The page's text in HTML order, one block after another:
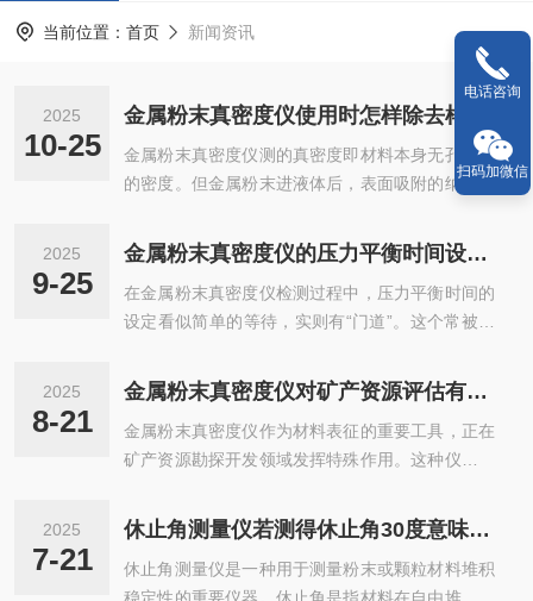
当前位置： 首页 新闻资讯
2025
10-25
金属粉末真密度仪测的真密度即材料本身无孔隙时
的密度。但金属粉末进液体后，表面吸附的纳米级
仪器误差还大。下面分享“去气泡”的几个方法步
骤，照做即可拿到可信数据。一、预处理清洗：用
丙酮或酒精超声3min，去掉冲压时残留的硬脂酸
锌、硬脂酸锂等疏水润滑剂；烘干80℃，否则气泡
水合膜的，可在120℃烘箱里通干燥空气30min，
气泡附着力下降一半...
2025
9-25
金属粉末真密度仪的压力平衡时间设定解析
在金属粉末真密度仪检测过程中，压力平衡时间的
设定看似简单的等待，实则有“门道”。这个常被忽
性与重复性。​真密度仪通过气体置换原理工作，将
已知体积的样品池抽真空后充入惰性气体（如氦
气），利用理想气体状态方程计算样品真实体积。
压力平衡的本质是消除系统内外的压力差，使气体
往水池注水直至水面平静，只有当压力稳定，才能
部填充的孔隙会导致测得体积偏小，最终密...
2025
8-21
金属粉末真密度仪对矿产资源评估有“巧用”
金属粉末真密度仪作为材料表征的重要工具，正在
矿产资源勘探开发领域发挥特殊作用。这种仪器通
产品质判定提供关键数据支撑。该设备基于自然堆
积状态下的粉末填充理论，通过标准容积容器测定
一定质量粉末所占体积。区别于传统手工测量，现
2025
7-21
休止角测量仪若测得休止角30度意味着什么？
休止角测量仪是一种用于测量粉末或颗粒材料堆积
电话咨询
扫码加微信